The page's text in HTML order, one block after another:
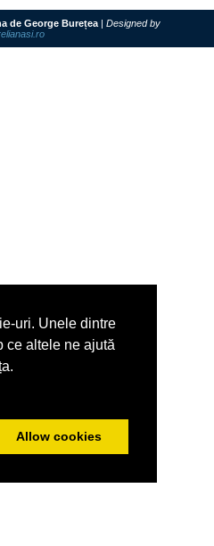
uri. Unele dintre
ce altele ne ajută
Allow cookies
de George Burețea | Designed by